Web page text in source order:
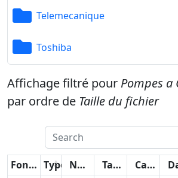
Telemecanique
Toshiba
Affichage filtré pour Pompes a
par ordre de Taille du fichier
Fonctions Type Nom Taille Catégorie